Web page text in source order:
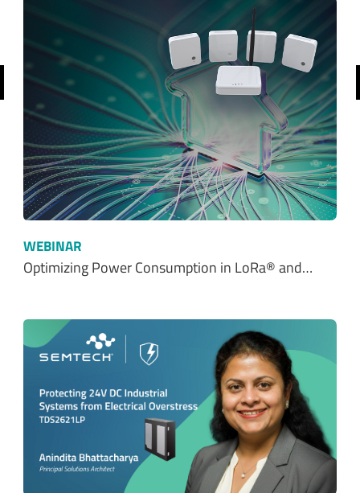
WEBINAR
Optimizing Power Consumption in LoRa® and…